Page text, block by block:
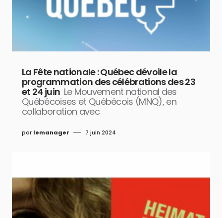
La Fête nationale : Québec dévoile la
programmation des célébrations des 23
et 24 juin Le Mouvement national des
Québécoises et Québécois (MNQ), en
collaboration avec
par lemanager 7 juin 2024